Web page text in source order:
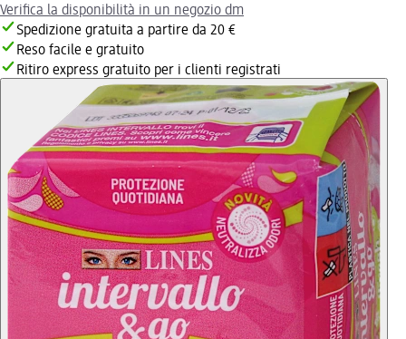
Verifica la disponibilità in un negozio dm
Spedizione gratuita a partire da 20 €
Reso facile e gratuito
Ritiro express gratuito per i clienti registrati